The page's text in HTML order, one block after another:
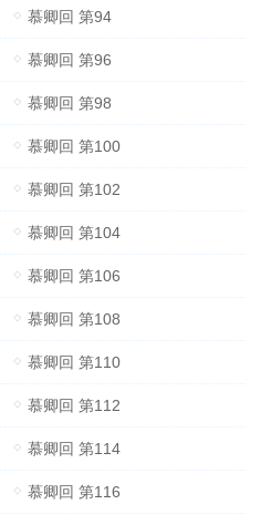
慕卿回 第94
慕卿回 第96
慕卿回 第98
慕卿回 第100
慕卿回 第102
慕卿回 第104
慕卿回 第106
慕卿回 第108
慕卿回 第110
慕卿回 第112
慕卿回 第114
慕卿回 第116